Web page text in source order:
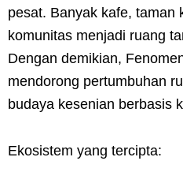
pesat. Banyak kafe, taman
komunitas menjadi ruang
Dengan demikian,
mendorong pertumbuhan
budaya kesenian berbasis
Ekosistem yang tercipta: